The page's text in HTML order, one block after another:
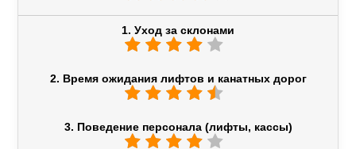
1. Уход за склонами
2. Время ожидания лифтов и канатных дорог
3. Поведение персонала (лифты, кассы)